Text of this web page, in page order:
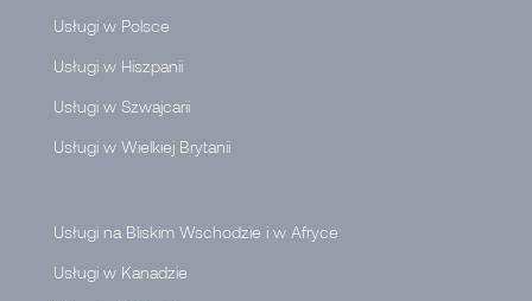
Usługi w Polsce
Usługi w Hiszpanii
Usługi w Szwajcarii
Usługi w Wielkiej Brytanii
Usługi na Bliskim Wschodzie i w Afryce
Usługi w Kanadzie